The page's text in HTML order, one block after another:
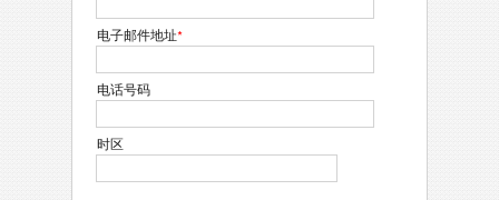
电子邮件地址*
电话号码
时区